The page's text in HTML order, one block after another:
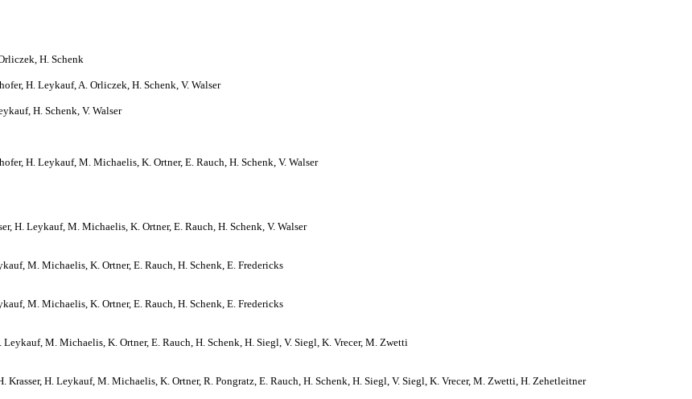
H. Schenk
H. Leykauf, A. Orliczek, H. Schenk, V. Walser
H. Schenk, V. Walser
H. Leykauf, M. Michaelis, K. Ortner, E. Rauch, H. Schenk, V. Walser
H. Leykauf, M. Michaelis, K. Ortner, E. Rauch, H. Schenk, V. Walser
M. Michaelis, K. Ortner, E. Rauch, H. Schenk, E. Fredericks
M. Michaelis, K. Ortner, E. Rauch, H. Schenk, E. Fredericks
M. Michaelis, K. Ortner, E. Rauch, H. Schenk, H. Siegl, V. Siegl, K. Vrecer, M. Zwetti
H. Leykauf, M. Michaelis, K. Ortner, R. Pongratz, E. Rauch, H. Schenk, H. Siegl, V. Siegl, K. Vrecer, M. Zwetti, H. Zehetleitner